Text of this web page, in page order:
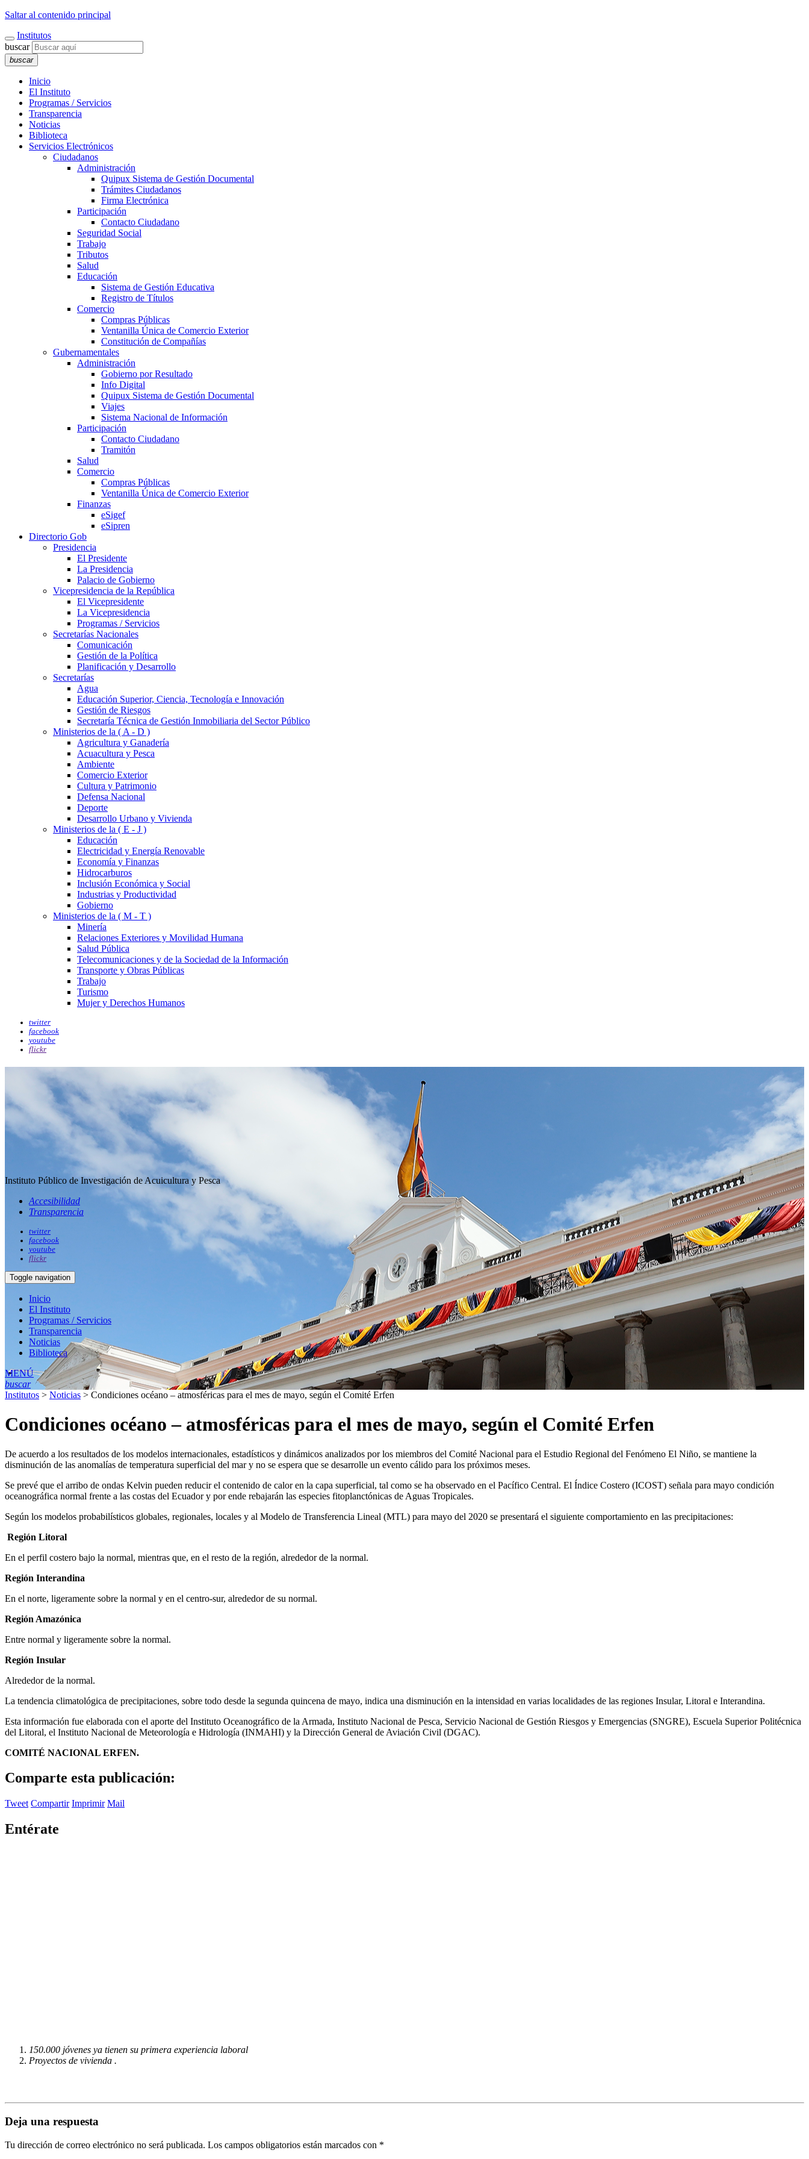
Saltar al contenido principal
Institutos
buscar
buscar
Inicio
El Instituto
Programas / Servicios
Transparencia
Noticias
Biblioteca
Servicios Electrónicos
Ciudadanos
Administración
Quipux Sistema de Gestión Documental
Trámites Ciudadanos
Firma Electrónica
Participación
Contacto Ciudadano
Seguridad Social
Trabajo
Tributos
Salud
Educación
Sistema de Gestión Educativa
Registro de Títulos
Comercio
Compras Públicas
Ventanilla Única de Comercio Exterior
Constitución de Compañías
Gubernamentales
Administración
Gobierno por Resultado
Info Digital
Quipux Sistema de Gestión Documental
Viajes
Sistema Nacional de Información
Participación
Contacto Ciudadano
Tramitón
Salud
Comercio
Compras Públicas
Ventanilla Única de Comercio Exterior
Finanzas
eSigef
eSipren
Directorio Gob
Presidencia
El Presidente
La Presidencia
Palacio de Gobierno
Vicepresidencia de la República
El Vicepresidente
La Vicepresidencia
Programas / Servicios
Secretarías Nacionales
Comunicación
Gestión de la Política
Planificación y Desarrollo
Secretarías
Agua
Educación Superior, Ciencia, Tecnología e Innovación
Gestión de Riesgos
Secretaría Técnica de Gestión Inmobiliaria del Sector Público
Ministerios de la ( A - D )
Agricultura y Ganadería
Acuacultura y Pesca
Ambiente
Comercio Exterior
Cultura y Patrimonio
Defensa Nacional
Deporte
Desarrollo Urbano y Vivienda
Ministerios de la ( E - J )
Educación
Electricidad y Energía Renovable
Economía y Finanzas
Hidrocarburos
Inclusión Económica y Social
Industrias y Productividad
Gobierno
Ministerios de la ( M - T )
Minería
Relaciones Exteriores y Movilidad Humana
Salud Pública
Telecomunicaciones y de la Sociedad de la Información
Transporte y Obras Públicas
Trabajo
Turismo
Mujer y Derechos Humanos
twitter
facebook
youtube
flickr
Instituto Público de Investigación de Acuicultura y Pesca
Accesibilidad
Transparencia
twitter
facebook
youtube
flickr
Toggle navigation
Inicio
El Instituto
Programas / Servicios
Transparencia
Noticias
Biblioteca
MENÚ
buscar
Institutos > Noticias > Condiciones océano – atmosféricas para el mes de mayo, según el Comité Erfen
Condiciones océano – atmosféricas para el mes de mayo, según el Comité Erfen
De acuerdo a los resultados de los modelos internacionales, estadísticos y dinámicos analizados por los miembros del Comité Nacional para el Estudio Regional del Fenómeno El Niño, se mantiene la
disminución de las anomalías de temperatura superficial del mar y no se espera que se desarrolle un evento cálido para los próximos meses.
Se prevé que el arribo de ondas Kelvin pueden reducir el contenido de calor en la capa superficial, tal como se ha observado en el Pacífico Central. El Índice Costero (ICOST) señala para mayo condición
oceanográfica normal frente a las costas del Ecuador y por ende rebajarán las especies fitoplanctónicas de Aguas Tropicales.
Según los modelos probabilísticos globales, regionales, locales y al Modelo de Transferencia Lineal (MTL) para mayo del 2020 se presentará el siguiente comportamiento en las precipitaciones:
Región Litoral
En el perfil costero bajo la normal, mientras que, en el resto de la región, alrededor de la normal.
Región Interandina
En el norte, ligeramente sobre la normal y en el centro-sur, alrededor de su normal.
Región Amazónica
Entre normal y ligeramente sobre la normal.
Región Insular
Alrededor de la normal.
La tendencia climatológica de precipitaciones, sobre todo desde la segunda quincena de mayo, indica una disminución en la intensidad en varias localidades de las regiones Insular, Litoral e Interandina.
Esta información fue elaborada con el aporte del Instituto Oceanográfico de la Armada, Instituto Nacional de Pesca, Servicio Nacional de Gestión Riesgos y Emergencias (SNGRE), Escuela Superior Politécnica
del Litoral, el Instituto Nacional de Meteorología e Hidrología (INMAHI) y la Dirección General de Aviación Civil (DGAC).
COMITÉ NACIONAL ERFEN.
Comparte esta publicación:
Tweet Compartir Imprimir Mail
Entérate
150.000 jóvenes ya tienen su primera experiencia laboral
Proyectos de vivienda .
Deja una respuesta
Tu dirección de correo electrónico no será publicada. Los campos obligatorios están marcados con *